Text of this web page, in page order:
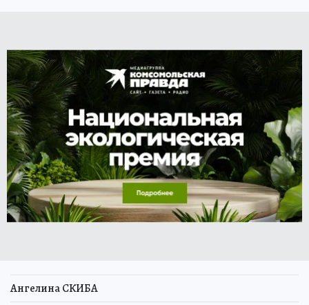
Ангелина СКИБА